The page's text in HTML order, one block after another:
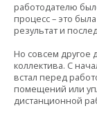
работодателю
процесс – это
результат и
Но совсем другое
коллектива. С
встал перед
помещений или
дистанционной